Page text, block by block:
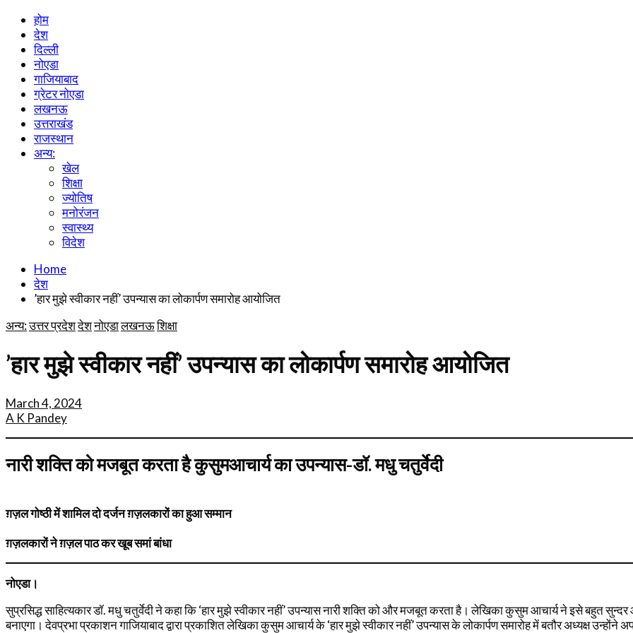
होम
देश
दिल्ली
नोएडा
गाजियाबाद
ग्रेटर नोएडा
लखनऊ
उत्तराखंड
राजस्थान
अन्य:
खेल
शिक्षा
ज्योतिष
मनोरंजन
स्वास्थ्य
विदेश
Home
देश
’हार मुझे स्वीकार नहीं’ उपन्यास का लोकार्पण समारोह आयोजित
अन्य:उत्तर प्रदेशदेशनोएडालखनऊशिक्षा
’हार मुझे स्वीकार नहीं’ उपन्यास का लोकार्पण समारोह आयोजित
March 4, 2024
A K Pandey
नारी शक्ति को मजबूत करता है कुसुमआचार्य का उपन्यास-डॉ. मधु चतुर्वेदी
ग़ज़ल गोष्ठी में शामिल दो दर्जन ग़ज़लकारों का हुआ सम्मान
ग़ज़लकारों ने ग़ज़ल पाठ कर खूब समां बांधा
नोएडा।
सुप्रसिद्ध साहित्यकार डॉ. मधु चतुर्वेदी ने कहा कि ‘हार मुझे स्वीकार नहीं’ उपन्यास नारी शक्ति को और मजबूत करता है। लेखिका कुसुम आचार्य ने इसे बहुत सुन्दर
बनाएगा। देवप्रभा प्रकाशन गाजियाबाद द्वारा प्रकाशित लेखिका कुसुम आचार्य के ‘हार मुझे स्वीकार नहीं’ उपन्यास के लोकार्पण समारोह में बतौर अध्यक्ष उन्होंने